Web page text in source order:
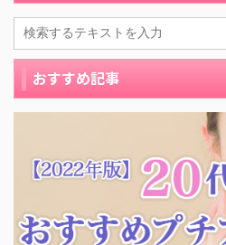
おすすめ記事